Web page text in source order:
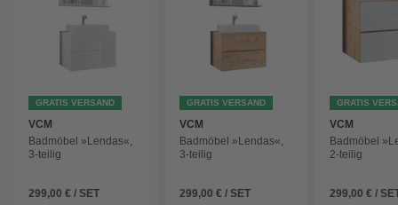
GRATIS VERSAND
VCM
Badmöbel »Lendas«,
3-teilig
299,00 € / SET
GRATIS VERSAND
VCM
Badmöbel »Lendas«,
3-teilig
299,00 € / SET
GRATIS
VCM
Badmöbel
2-teilig
299,00 € /